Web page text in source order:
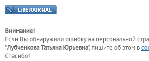
Внимание!
Если Вы обнаружили ошибку на персональной
"Лубченкова Татьяна Юрьевна", пишите об этом в
Спасибо!